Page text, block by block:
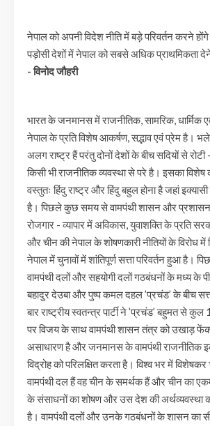
नेपाल को अपनी विदेश नीति में बड़े परिवर्तन करने
पड़ोसी देशों में नेपाल को सबसे अधिक प्राथमिकता
- विनोद जौहरी
भारत के जनमानस में राजनीतिक, सामरिक, धार्मिक
नेपाल के प्रति विशेष आकर्षण, सद्भाव एवं प्रेम है। भले
अलग राष्ट्र हैं परंतु दोनों देशों के बीच सदियों से
किसी भी राजनीतिक व्यवस्था से परे है। इसका विशेष
वस्तुतः हिंदु राष्ट्र और हिंदु बहुल होना है जहां
है। पिछले कुछ समय से वामपंथी शासन और प्रशासन
रोजगार - व्यापार में अविकास, युवाशक्ति के प्रति
और चीन की नेपाल के शोषणकारी नीतियों के विरोध में
नेपाल में चुनावों में शांतिपूर्ण सत्ता परिवर्तन हुआ है।
वामपंथी दलों और सहयोगी दलों गठबंधनों के मध्य के
बहादुर देउबा और पुष्प कमल दहल ’प्रचंड’ के बीच
बार राष्ट्रीय स्वतन्त्र पार्टी ने ’प्रचंड’ बहुमत से
पर विजय के साथ वामपंथी शासन तंत्र को उखाड़
असाधारण है और जनमानस के वामपंथी राजनीतिक
विद्रोह को परिलक्षित करता है। विश्व भर में
वामपंथी दल हैं वह चीन के समर्थक हैं और चीन का
के संसाधनों का शोषण और उस देश की अर्थव्यवस्था
है। वामपंथी दलों और उनके गठबंधनों के शासन का